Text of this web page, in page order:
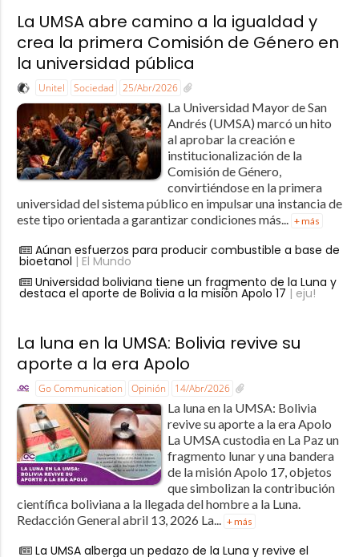
La UMSA abre camino a la igualdad y
crea la primera Comisión de Género en
la universidad pública
Unitel Sociedad 25/Abr/2026
La Universidad Mayor de San
Andrés (UMSA) marcó un hito
al aprobar la creación e
institucionalización de la
Comisión de Género,
convirtiéndose en la primera
universidad del sistema público en impulsar una instancia de
este tipo orientada a garantizar condiciones más... + más
Aúnan esfuerzos para producir combustible a base de
bioetanol | El Mundo
Universidad boliviana tiene un fragmento de la Luna y
destaca el aporte de Bolivia a la misión Apolo 17 | eju!
La luna en la UMSA: Bolivia revive su
aporte a la era Apolo
Go Communication Opinión 14/Abr/2026
La luna en la UMSA: Bolivia
revive su aporte a la era Apolo
La UMSA custodia en La Paz un
fragmento lunar y una bandera
de la misión Apolo 17, objetos
que simbolizan la contribución
científica boliviana a la llegada del hombre a la Luna.
Redacción General abril 13, 2026 La...
+ más
La UMSA alberga un pedazo de la Luna y revive el